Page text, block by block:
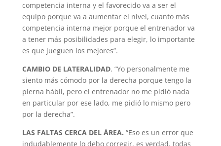
competencia interna y el favorecido va a ser el
equipo porque va a aumentar el nivel, cuanto más
competencia interna mejor porque el entrenador va
a tener más posibilidades para elegir, lo importante
es que jueguen los mejores”.
CAMBIO DE LATERALIDAD. “Yo personalmente me
siento más cómodo por la derecha porque tengo la
pierna hábil, pero el entrenador no me pidió nada
en particular por ese lado, me pidió lo mismo pero
por la derecha”.
LAS FALTAS CERCA DEL ÁREA. “Eso es un error que
indudablemente lo debo corregir, es verdad, todas